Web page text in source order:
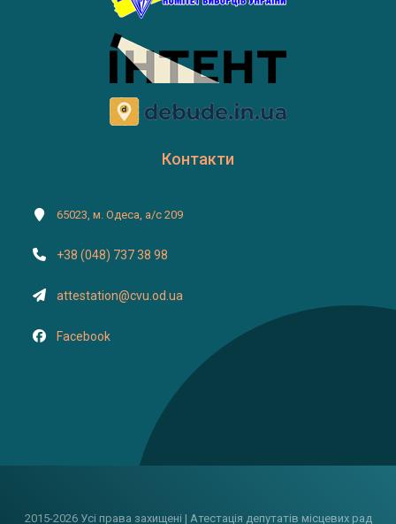
Контакти
65023, м. Одеса, а/с 209
+38 (048) 737 38 98
attestation@cvu.od.ua
Facebook
2015-2026 Усі права захищені | Атестація депутатів місцевих рад